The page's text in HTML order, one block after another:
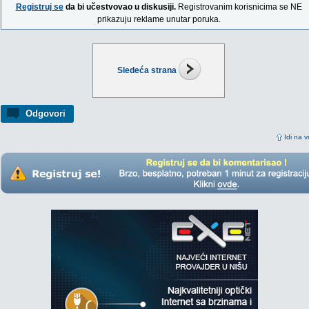
Sledeća strana
Odgovori
Idi na
Registruj seda bi učestvovao u diskusiji.Registrovanim korisnicima se NE
prikazuju reklame unutar poruka.